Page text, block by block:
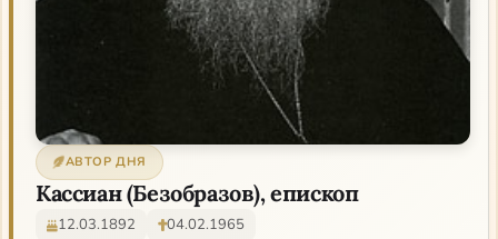
АВТОР ДНЯ
Кассиан (Безобразов), епископ
12.03.1892 04.02.1965